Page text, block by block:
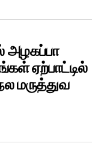
அழகப்பா
ஏற்பாட்டில்
மருத்துவ